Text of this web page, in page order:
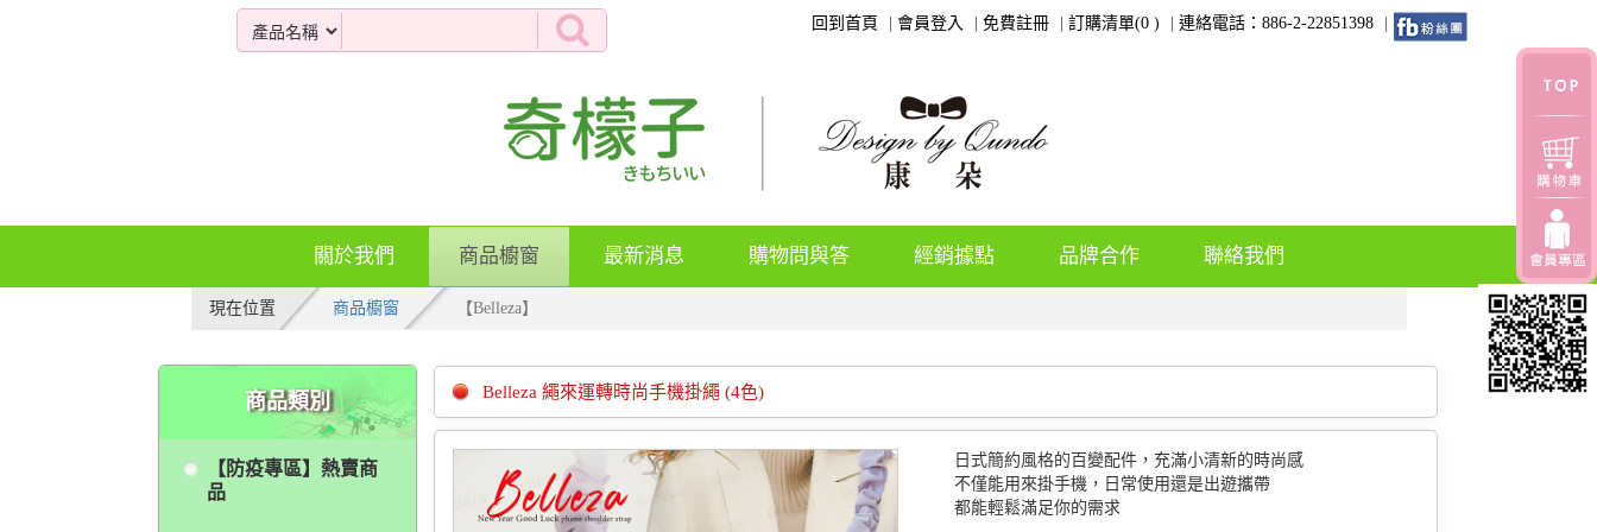
回到首頁 會員登入 免費註冊 訂購清單(0 ) 連絡電話：886-2-22851398
關於我們 商品櫥窗(current)最新消息 購物問與答 經銷據點 品牌合作 聯絡我們
現在位置 商品櫥窗 【Belleza】
商品類別
【防疫專區】熱賣商
品
Belleza 繩來運轉時尚手機掛繩 (4色)
日式簡約風格的百變配件，充滿小清新的時尚感
不僅能用來掛手機，日常使用還是出遊攜帶
都能輕鬆滿足你的需求